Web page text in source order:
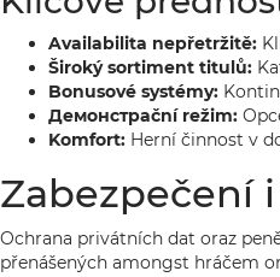
Availabilita nepřetržitě:
Široký sortiment titulů:
Bonusové systémy:
Демонстрační režim:
Komfort: Herní činnost v
Zabezpečení
Ochrana privátních dat oraz
přenášených amongst hráčem